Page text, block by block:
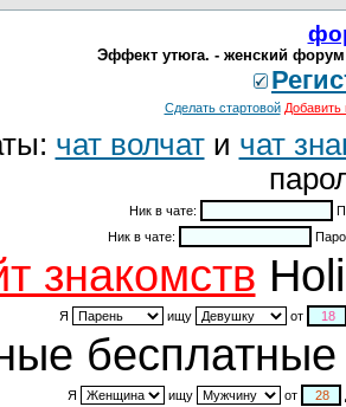
Эффект утюга. - женский форум
Сделать стартовой Добавить
чат волчати чат
Ник в чате:
Ник в чате:
знакомств
Я ищу от
бесплатные
Я ищу от